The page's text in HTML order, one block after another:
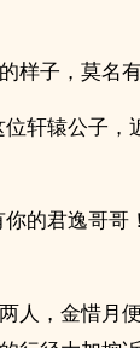
样子，莫名
轩辕公子，
的君逸哥哥
人，金惜月